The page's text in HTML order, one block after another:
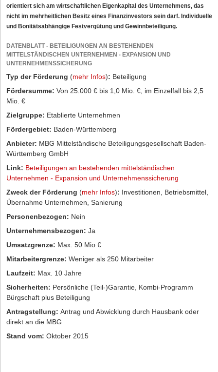
orientiert sich am wirtschaftlichen Eigenkapital des Unternehmens, das
nicht im mehrheitlichen Besitz eines Finanzinvestors sein darf. Individuelle
und Bonitätsabhängige Festvergütung und Gewinnbeteiligung.
DATENBLATT - BETEILIGUNGEN AN BESTEHENDEN
MITTELSTÄNDISCHEN UNTERNEHMEN - EXPANSION UND
UNTERNEHMENSSICHERUNG
Typ der Förderung (mehr Infos): Beteiligung
Fördersumme: Von 25.000 € bis 1,0 Mio. €, im Einzelfall bis 2,5
Mio. €
Zielgruppe: Etablierte Unternehmen
Fördergebiet: Baden-Württemberg
Anbieter: MBG Mittelständische Beteiligungsgesellschaft Baden-
Württemberg GmbH
Link: Beteiligungen an bestehenden mittelständischen
Unternehmen - Expansion und Unternehmenssicherung
Zweck der Förderung (mehr Infos): Investitionen, Betriebsmittel,
Übernahme Unternehmen, Sanierung
Personenbezogen: Nein
Unternehmensbezogen: Ja
Umsatzgrenze: Max. 50 Mio €
Mitarbeitergrenze: Weniger als 250 Mitarbeiter
Laufzeit: Max. 10 Jahre
Sicherheiten: Persönliche (Teil-)Garantie, Kombi-Programm
Bürgschaft plus Beteiligung
Antragstellung: Antrag und Abwicklung durch Hausbank oder
direkt an die MBG
Stand vom: Oktober 2015